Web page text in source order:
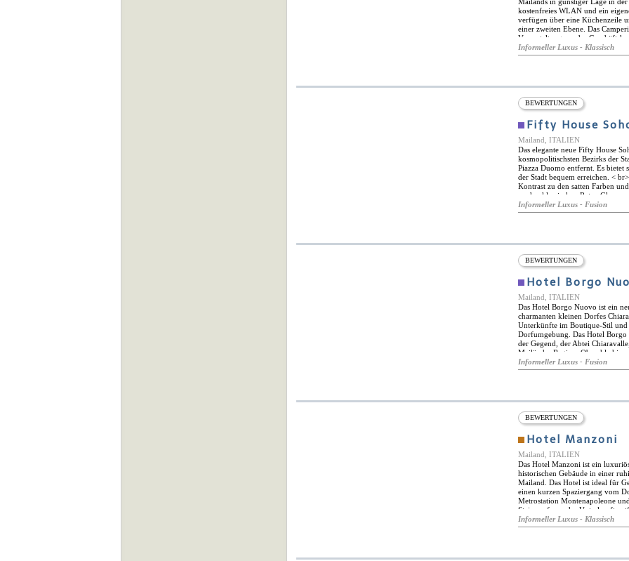
Mailands in günstiger Lage in
kostenfreies WLAN und ein
verfügen über eine Küchenzeile
einer zweiten Ebene. Das
Veranstaltungen oder
organisiert gerne einen
nutzen Sie die öffentlichen
Informeller Luxus - Klassisch
BEWERTUNGEN
Fifty House
Mailand, ITALIEN
Das elegante neue Fifty House
kosmopolitischsten Bezirks der
Piazza Duomo entfernt. Es bietet
der Stadt bequem erreichen. <
Kontrast zu den satten Farben
an den klassischen Retro-
kreative Cocktails serviert
Licht der zwei modernen
der klimatisierten und urban
Bad und ein eigenes Bad.
Geschäftstreffen oder einen
Informeller Luxus - Fusion
BEWERTUNGEN
Hotel Borgo
Mailand, ITALIEN
Das Hotel Borgo Nuovo ist ein
charmanten kleinen Dorfes
Unterkünfte im Boutique-Stil
Dorfumgebung. Das Hotel
der Gegend, der Abtei
Mailänder Region. Obwohl
mailand und genießt somit
corvetto metro-station ist nur 15
Chauffeur-Transfers an. Zu den
Fitnesscenter, auf Anfrage
Swimmingpool. Das Hotel Borgo
Hotel genießen. Die gemütliche
am Abend und serviert eine
alkoholfreien Getränken.
Informeller Luxus - Fusion
BEWERTUNGEN
Hotel Manzoni
Mailand, ITALIEN
Das Hotel Manzoni ist ein
historischen Gebäude in einer
Mailand. Das Hotel ist ideal für
einen kurzen Spaziergang vom
Metrostation Montenapoleone
Steinwurf von der Unterkunft
Straßen rund um das Hotel
sowie eine Reihe von schicken
feines Restaurant, das köstliche
italienischen und internationalen
Mahlzeiten auf der
Informeller Luxus - Klassisch